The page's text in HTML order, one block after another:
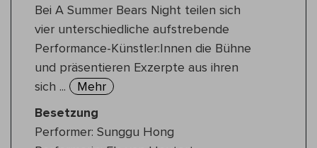
Bei A Summer Bears Night teilen sich
vier unterschiedliche aufstrebende
Performance-Künstler:Innen die Bühne
und präsentieren Exzerpte aus ihren
sich ...
Mehr
Besetzung
Performer: Sunggu Hong